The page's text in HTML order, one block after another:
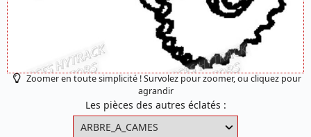
Zoomer en toute simplicité ! Survolez pour zoomer, ou cliquez pour
agrandir
Les pièces des autres éclatés :